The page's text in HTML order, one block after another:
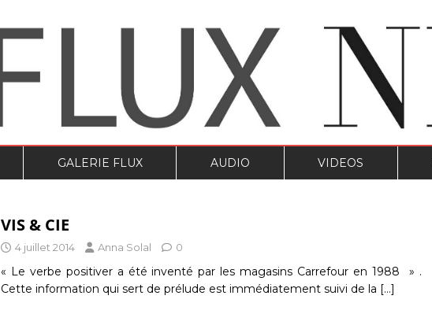
GALERIE FLUX AUDIO VIDEOS
VIS & CIE
4 juillet 2014 Anna Solal 0
« Le verbe positiver a été inventé par les magasins Carrefour en 1988 » .
Cette information qui sert de prélude est immédiatement suivi de la […]